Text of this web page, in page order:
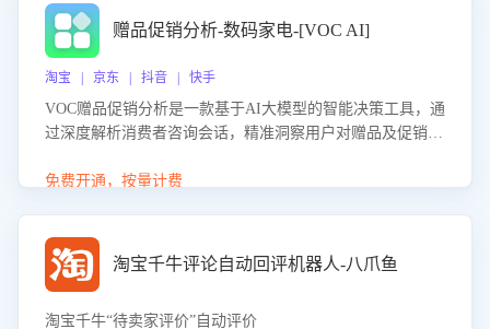
赠品促销分析-数码家电-[VOC AI]
淘宝 | 京东 | 抖音 | 快手
VOC赠品促销分析是一款基于AI大模型的智能决策工具，通
过深度解析消费者咨询会话，精准洞察用户对赠品及促销政
销诉求，帮助企业制定个性化赠品组合策略，优化资源投放
免费开通，按量计费
淘宝千牛评论自动回评机器人-八爪鱼
淘宝千牛“待卖家评价”自动评价